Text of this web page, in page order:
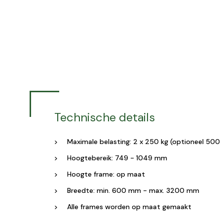
Technische details
Maximale belasting: 2 x 250 kg (optioneel
Hoogtebereik: 749 - 1049 mm
Hoogte frame: op maat
Breedte: min. 600 mm - max. 3200 mm
Alle frames worden op maat gemaakt